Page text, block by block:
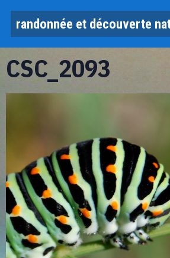
randonnée et découverte
CSC_2093